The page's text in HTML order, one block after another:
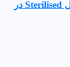
پوچ گربه بالغ عقیم شده رویال کنین مدل Sterilised در